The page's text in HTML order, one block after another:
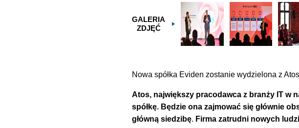
GALERIA
ZDJĘĆ
Nowa spółka Eviden zostanie wydzielona z
Atos, największy pracodawca z branży IT w
spółkę. Będzie ona zajmować się głównie
główną siedzibę. Firma zatrudni nowych